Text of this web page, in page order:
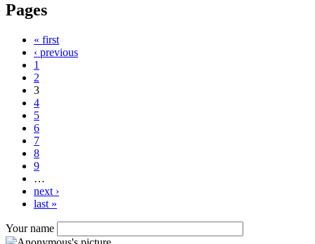
Pages
« first
‹ previous
1
2
3
4
5
6
7
8
9
…
next ›
last »
Your name